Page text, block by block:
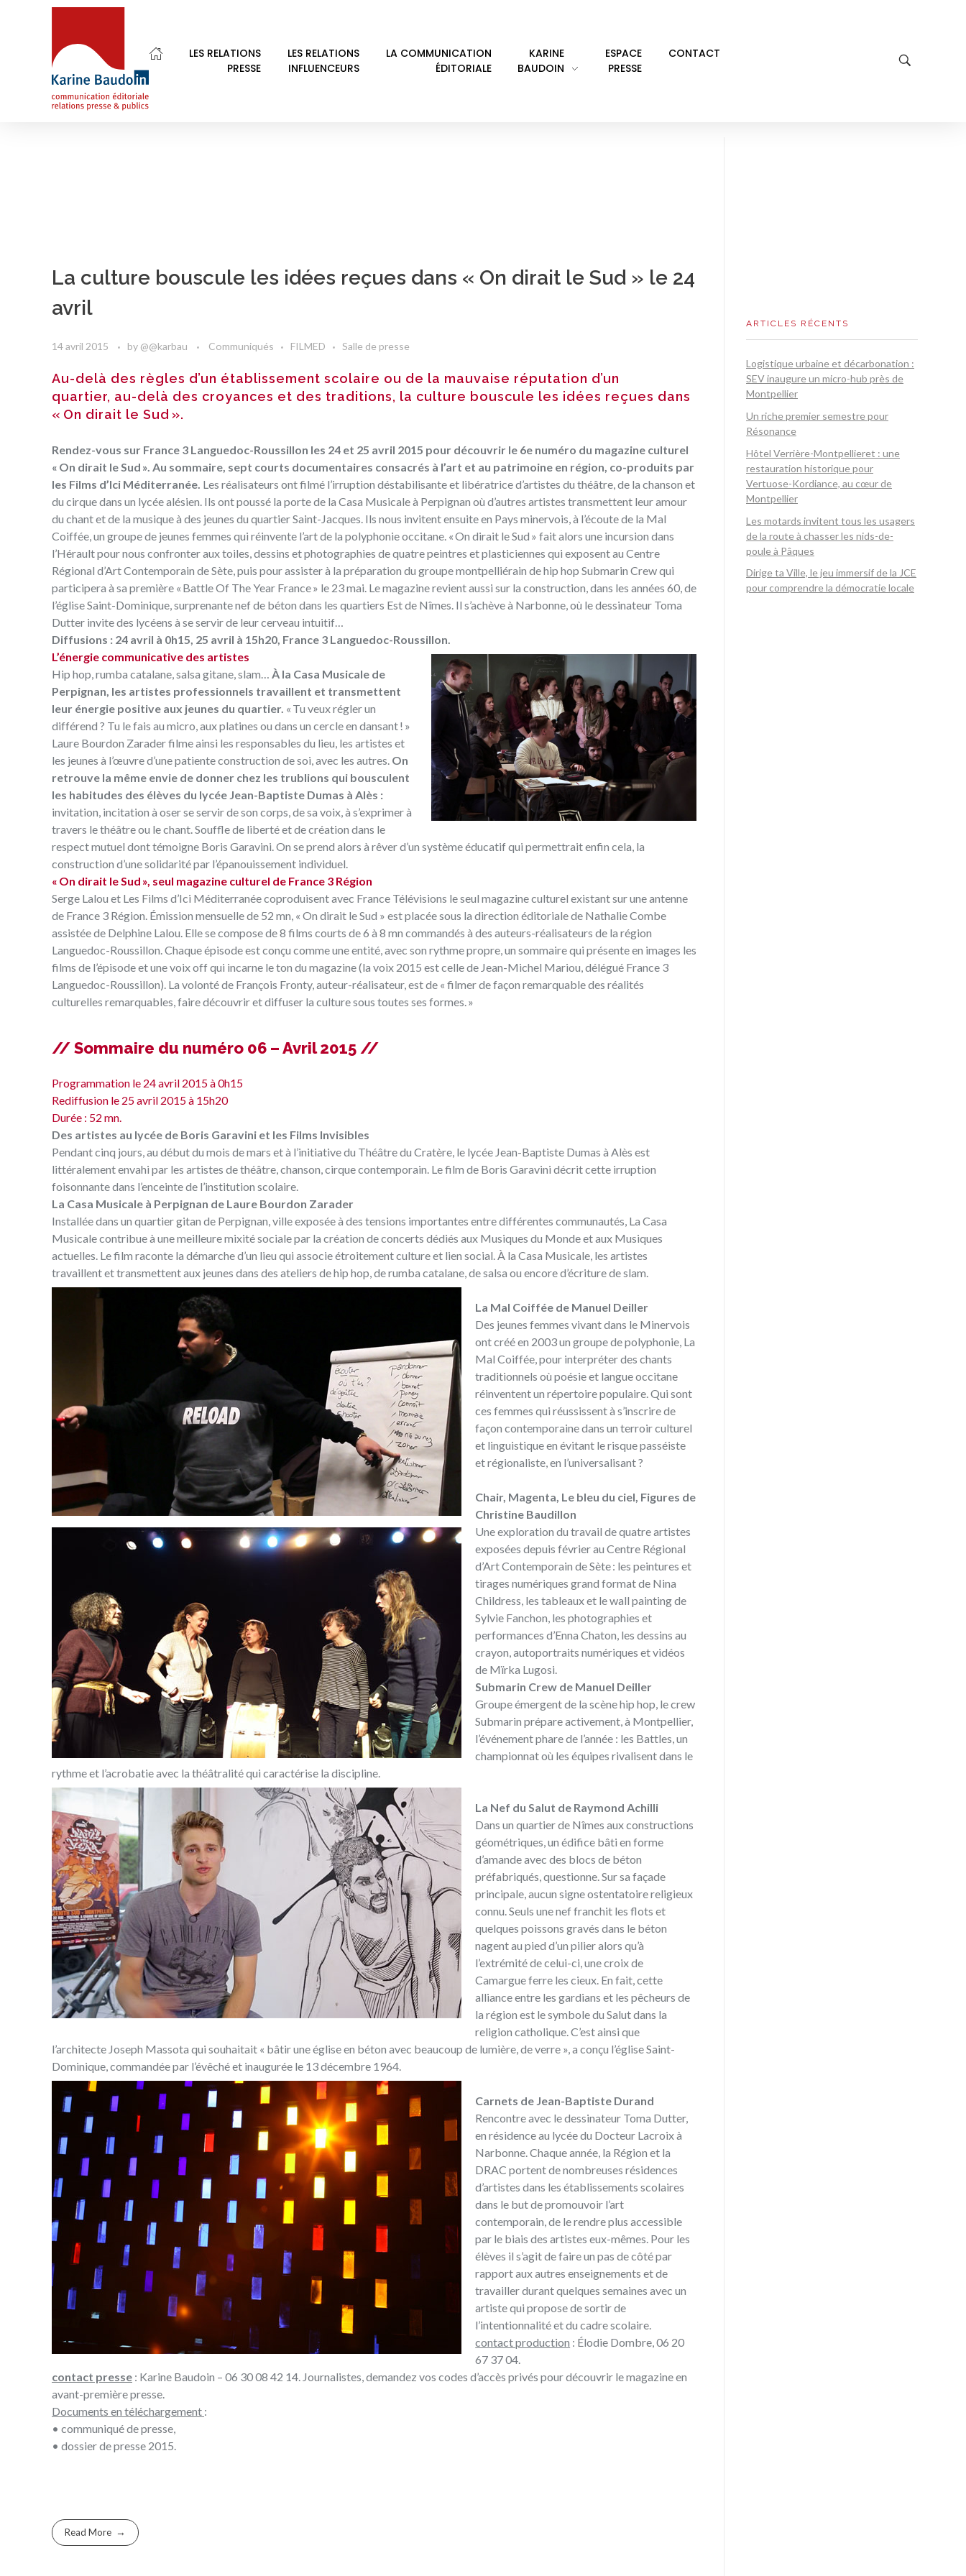
LES RELATIONS
PRESSE
LES RELATIONS
INFLUENCEURS
LA COMMUNICATION
ÉDITORIALE
KARINE
BAUDOIN
ESPACE
PRESSE
CONTACT
Home
POSTS TAGGED: CRAC DE SÈTE
La culture bouscule les idées reçues dans « On dirait le Sud » le 24
avril
14 avril 2015 by @@karbau Communiqués FILMED Salle de presse
Au-delà des règles d’un établissement scolaire ou de la mauvaise réputation d’un
quartier, au-delà des croyances et des traditions, la culture bouscule les idées reçues dans
« On dirait le Sud ».
Rendez-vous sur France 3 Languedoc-Roussillon les 24 et 25 avril 2015 pour découvrir le 6e numéro du magazine culturel
« On dirait le Sud ». Au sommaire, sept courts documentaires consacrés à l’art et au patrimoine en région, co-produits par
les Films d’Ici Méditerranée. Les réalisateurs ont filmé l’irruption déstabilisante et libératrice d’artistes du théâtre, de la chanson et
du cirque dans un lycée alésien. Ils ont poussé la porte de la Casa Musicale à Perpignan où d’autres artistes transmettent leur amour
du chant et de la musique à des jeunes du quartier Saint-Jacques. Ils nous invitent ensuite en Pays minervois, à l’écoute de la Mal
Coiffée, un groupe de jeunes femmes qui réinvente l’art de la polyphonie occitane. « On dirait le Sud » fait alors une incursion dans
l’Hérault pour nous confronter aux toiles, dessins et photographies de quatre peintres et plasticiennes qui exposent au Centre
Régional d’Art Contemporain de Sète, puis pour assister à la préparation du groupe montpelliérain de hip hop Submarin Crew qui
participera à sa première « Battle Of The Year France » le 23 mai. Le magazine revient aussi sur la construction, dans les années 60, de
l’église Saint-Dominique, surprenante nef de béton dans les quartiers Est de Nîmes. Il s’achève à Narbonne, où le dessinateur Toma
Dutter invite des lycéens à se servir de leur cerveau intuitif…
Diffusions : 24 avril à 0h15, 25 avril à 15h20, France 3 Languedoc-Roussillon.
L’énergie communicative des artistes
Hip hop, rumba catalane, salsa gitane, slam… À la Casa Musicale de
Perpignan, les artistes professionnels travaillent et transmettent
leur énergie positive aux jeunes du quartier. « Tu veux régler un
différend ? Tu le fais au micro, aux platines ou dans un cercle en dansant ! »
Laure Bourdon Zarader filme ainsi les responsables du lieu, les artistes et
les jeunes à l’œuvre d’une patiente construction de soi, avec les autres. On
retrouve la même envie de donner chez les trublions qui bousculent
les habitudes des élèves du lycée Jean-Baptiste Dumas à Alès :
invitation, incitation à oser se servir de son corps, de sa voix, à s’exprimer à
travers le théâtre ou le chant. Souffle de liberté et de création dans le
respect mutuel dont témoigne Boris Garavini. On se prend alors à rêver d’un système éducatif qui permettrait enfin cela, la
construction d’une solidarité par l’épanouissement individuel.
« On dirait le Sud », seul magazine culturel de France 3 Région
Serge Lalou et Les Films d’Ici Méditerranée coproduisent avec France Télévisions le seul magazine culturel existant sur une antenne
de France 3 Région. Émission mensuelle de 52 mn, « On dirait le Sud » est placée sous la direction éditoriale de Nathalie Combe
assistée de Delphine Lalou. Elle se compose de 8 films courts de 6 à 8 mn commandés à des auteurs-réalisateurs de la région
Languedoc-Roussillon. Chaque épisode est conçu comme une entité, avec son rythme propre, un sommaire qui présente en images les
films de l’épisode et une voix off qui incarne le ton du magazine (la voix 2015 est celle de Jean-Michel Mariou, délégué France 3
Languedoc-Roussillon). La volonté de François Fronty, auteur-réalisateur, est de « filmer de façon remarquable des réalités
culturelles remarquables, faire découvrir et diffuser la culture sous toutes ses formes. »
// Sommaire du numéro 06 – Avril 2015 //
Programmation le 24 avril 2015 à 0h15
Rediffusion le 25 avril 2015 à 15h20
Durée : 52 mn.
Des artistes au lycée de Boris Garavini et les Films Invisibles
Pendant cinq jours, au début du mois de mars et à l’initiative du Théâtre du Cratère, le lycée Jean-Baptiste Dumas à Alès est
littéralement envahi par les artistes de théâtre, chanson, cirque contemporain. Le film de Boris Garavini décrit cette irruption
foisonnante dans l’enceinte de l’institution scolaire.
La Casa Musicale à Perpignan de Laure Bourdon Zarader
Installée dans un quartier gitan de Perpignan, ville exposée à des tensions importantes entre différentes communautés, La Casa
Musicale contribue à une meilleure mixité sociale par la création de concerts dédiés aux Musiques du Monde et aux Musiques
actuelles. Le film raconte la démarche d’un lieu qui associe étroitement culture et lien social. À la Casa Musicale, les artistes
travaillent et transmettent aux jeunes dans des ateliers de hip hop, de rumba catalane, de salsa ou encore d’écriture de slam.
La Mal Coiffée de Manuel Deiller
Des jeunes femmes vivant dans le Minervois
ont créé en 2003 un groupe de polyphonie, La
Mal Coiffée, pour interpréter des chants
traditionnels où poésie et langue occitane
réinventent un répertoire populaire. Qui sont
ces femmes qui réussissent à s’inscrire de
façon contemporaine dans un terroir culturel
et linguistique en évitant le risque passéiste
et régionaliste, en l’universalisant ?
Chair, Magenta, Le bleu du ciel, Figures de
Christine Baudillon
Une exploration du travail de quatre artistes
exposées depuis février au Centre Régional
d’Art Contemporain de Sète : les peintures et
tirages numériques grand format de Nina
Childress, les tableaux et le wall painting de
Sylvie Fanchon, les photographies et
performances d’Enna Chaton, les dessins au
crayon, autoportraits numériques et vidéos
de Mïrka Lugosi.
Submarin Crew de Manuel Deiller
Groupe émergent de la scène hip hop, le crew
Submarin prépare activement, à Montpellier,
l’événement phare de l’année : les Battles, un
championnat où les équipes rivalisent dans le
rythme et l’acrobatie avec la théâtralité qui caractérise la discipline.
La Nef du Salut de Raymond Achilli
Dans un quartier de Nîmes aux constructions
géométriques, un édifice bâti en forme
d’amande avec des blocs de béton
préfabriqués, questionne. Sur sa façade
principale, aucun signe ostentatoire religieux
connu. Seuls une nef franchit les flots et
quelques poissons gravés dans le béton
nagent au pied d’un pilier alors qu’à
l’extrémité de celui-ci, une croix de
Camargue ferre les cieux. En fait, cette
alliance entre les gardians et les pêcheurs de
la région est le symbole du Salut dans la
religion catholique. C’est ainsi que
l’architecte Joseph Massota qui souhaitait « bâtir une église en béton avec beaucoup de lumière, de verre », a conçu l’église Saint-
Dominique, commandée par l’évêché et inaugurée le 13 décembre 1964.
Carnets de Jean-Baptiste Durand
Rencontre avec le dessinateur Toma Dutter,
en résidence au lycée du Docteur Lacroix à
Narbonne. Chaque année, la Région et la
DRAC portent de nombreuses résidences
d’artistes dans les établissements scolaires
dans le but de promouvoir l’art
contemporain, de le rendre plus accessible
par le biais des artistes eux-mêmes. Pour les
élèves il s’agit de faire un pas de côté par
rapport aux autres enseignements et de
travailler durant quelques semaines avec un
artiste qui propose de sortir de
l’intentionnalité et du cadre scolaire.
contact production : Élodie Dombre, 06 20
67 37 04.
contact presse : Karine Baudoin – 06 30 08 42 14. Journalistes, demandez vos codes d’accès privés pour découvrir le magazine en
avant-première presse.
Documents en téléchargement :
• communiqué de presse,
• dossier de presse 2015.
Read More
ARTICLES RÉCENTS
Logistique urbaine et décarbonation :
SEV inaugure un micro-hub près de
Montpellier
Un riche premier semestre pour
Résonance
Hôtel Verrière-Montpellieret : une
restauration historique pour
Vertuose-Kordiance, au cœur de
Montpellier
Les motards invitent tous les usagers
de la route à chasser les nids-de-
poule à Pâques
Dirige ta Ville, le jeu immersif de la JCE
pour comprendre la démocratie locale